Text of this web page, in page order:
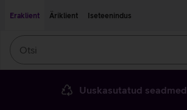
Eraklient
Äriklient Iseteenindus
Uuskasutatud seadmed